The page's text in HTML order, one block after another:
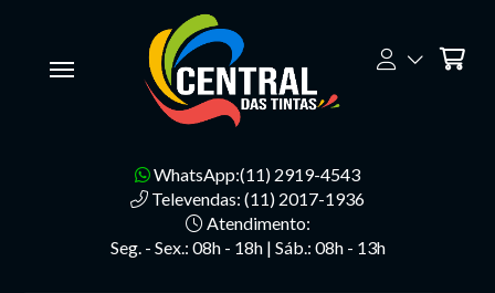
WhatsApp:(11) 2919-4543
Televendas: (11) 2017-1936
Atendimento:
Seg. - Sex.: 08h - 18h | Sáb.: 08h - 13h